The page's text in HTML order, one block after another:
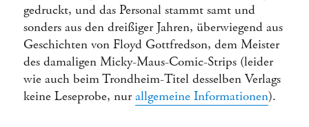
gedruckt, und das Personal stammt samt und
sonders aus den dreißiger Jahren, überwiegend aus
Geschichten von Floyd Gottfredson, dem Meister
des damaligen Micky-Maus-Comic-Strips (leider
wie auch beim Trondheim-Titel desselben Verlags
keine Leseprobe, nurallgemeine Informationen).